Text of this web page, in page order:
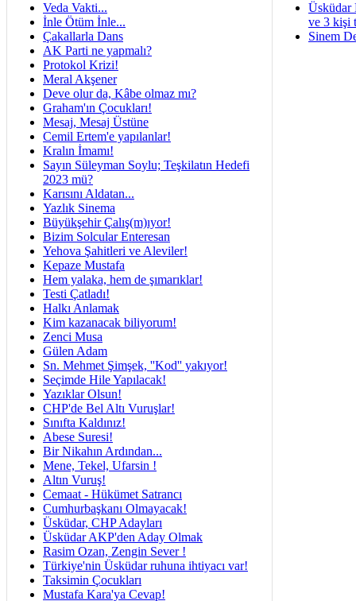
Veda Vakti...
İnle Ötüm İnle...
Çakallarla Dans
AK Parti ne yapmalı?
Protokol Krizi!
Meral Akşener
Deve olur da, Kâbe olmaz mı?
Graham'ın Çocukları!
Mesaj, Mesaj Üstüne
Cemil Ertem'e yapılanlar!
Kralın İmamı!
Sayın Süleyman Soylu; Teşkilatın Hedefi
2023 mü?
Karısını Aldatan...
Yazlık Sinema
Büyükşehir Çalış(m)ıyor!
Bizim Solcular Enteresan
Yehova Şahitleri ve Aleviler!
Kepaze Mustafa
Hem yalaka, hem de şımarıklar!
Testi Çatladı!
Halkı Anlamak
Kim kazanacak biliyorum!
Zenci Musa
Gülen Adam
Sn. Mehmet Şimşek, ''Kod'' yakıyor!
Seçimde Hile Yapılacak!
Yazıklar Olsun!
CHP'de Bel Altı Vuruşlar!
Sınıfta Kaldınız!
Abese Suresi!
Bir Nikahın Ardından...
Mene, Tekel, Ufarsin !
Altın Vuruş!
Cemaat - Hükümet Satrancı
Cumhurbaşkanı Olmayacak!
Üsküdar, CHP Adayları
Üsküdar AKP'den Aday Olmak
Rasim Ozan, Zengin Sever !
Türkiye'nin Üsküdar ruhuna ihtiyacı var!
Taksimin Çocukları
Mustafa Kara'ya Cevap!
Üsküdar
ve 3 kişi
Sinem